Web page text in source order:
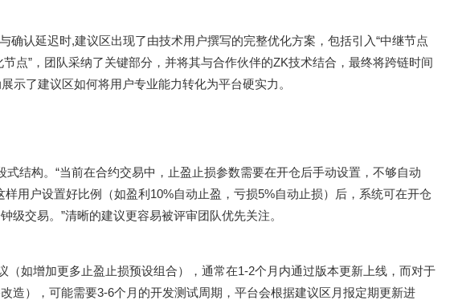
确认延迟时,建议区出现了由技术用户撰写的完整优化方案，包括引入“中继节点
点”，团队采纳了关键部分，并将其与合作伙伴的ZK技术结合，最终将跨链时间
示了建议区如何将用户专业能力转化为平台硬实力。
结构。“当前在合约交易中，止盈止损参数需要在开仓后手动设置，不够自动
样用户设置好比例（如盈利10%自动止盈，亏损5%自动止损）后，系统可在开仓
交易。”清晰的建议更容易被评审团队优先关注。
如增加更多止盈止损预设组合），通常在1-2个月内通过版本更新上线，而对于
造），可能需要3-6个月的开发测试周期，平台会根据建议区月报定期更新进